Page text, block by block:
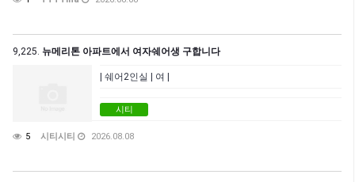
9,225. 뉴메리톤 아파트에서 여자쉐어생 구합니다
| 쉐어2인실 | 여 |
시티
5 시티시티 2026.08.08